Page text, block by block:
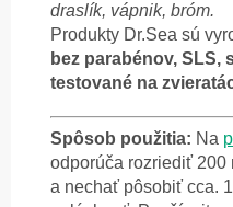
draslík, vápnik, bróm.
Produkty Dr.Sea sú
bez parabénov, SLS,
testované na
Spôsob použitia: Na
odporúča rozriediť 200
a nechať pôsobiť cca.